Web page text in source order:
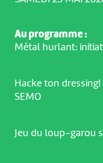
Au programme :
Métal hurlant:
Hacke ton
SEMO
Jeu du loup-garou